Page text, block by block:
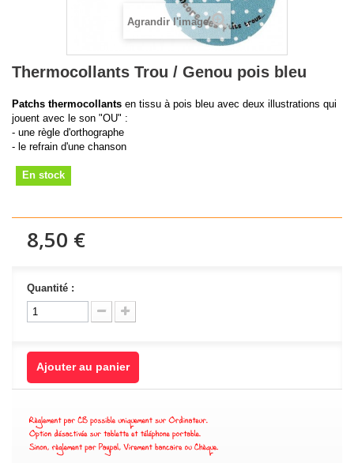
Agrandir l'image
Thermocollants Trou / Genou pois bleu
Patchs thermocollants en tissu à pois bleu avec deux illustrations qui
jouent avec le son "OU" :
- une règle d'orthographe
- le refrain d'une chanson
En stock
8,50 €
Quantité :
Ajouter au panier